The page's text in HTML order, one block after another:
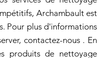
Archambault est
Pour plus d'informations
contactez-nous . En
produits de nettoyage